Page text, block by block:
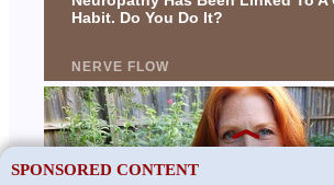
SPONSORED CONTENT